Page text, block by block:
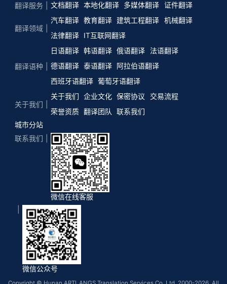
翻译服务 文档翻译 本地化翻译 多媒体翻译 证件翻译
翻译领域
汽车翻译 教育翻译 建筑工程翻译 机械翻译
法律翻译
IT互联网翻译
翻译语种
日语翻译 韩语翻译 俄语翻译
法语翻译
德语翻译 泰语翻译 阿拉伯语翻译
西班牙语翻译 葡萄牙语翻译
关于我们
关于我们 企业文化 保密协议
交易流程
荣誉资质 翻译团队
联系我们
城市分站
联系我们
微信在线客服
微信公众号